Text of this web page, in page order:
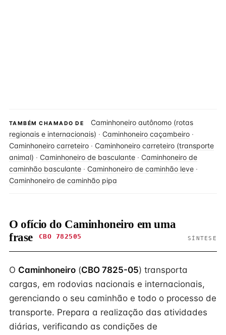
TAMBÉM CHAMADO DE
Caminhoneiro autônomo (rotas
regionais e internacionais) · Caminhoneiro caçambeiro ·
Caminhoneiro carreteiro · Caminhoneiro carreteiro (transporte
animal) · Caminhoneiro de basculante · Caminhoneiro de
caminhão basculante · Caminhoneiro de caminhão leve ·
Caminhoneiro de caminhão pipa
O ofício do Caminhoneiro em uma
frase
CBO 782505 SÍNTESE
O Caminhoneiro (CBO 7825-05) transporta
cargas, em rodovias nacionais e internacionais,
gerenciando o seu caminhão e todo o processo de
transporte. Prepara a realização das atividades
diárias, verificando as condições de